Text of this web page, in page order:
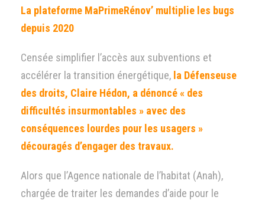
La plateforme MaPrimeRénov’ multiplie les bugs
depuis 2020
Censée simplifier l’accès aux subventions et
accélérer la transition énergétique, la Défenseuse
des droits, Claire Hédon, a dénoncé « des
difficultés insurmontables » avec des
conséquences lourdes pour les usagers »
découragés d’engager des travaux.
Alors que l’Agence nationale de l’habitat (Anah),
chargée de traiter les demandes d’aide pour le